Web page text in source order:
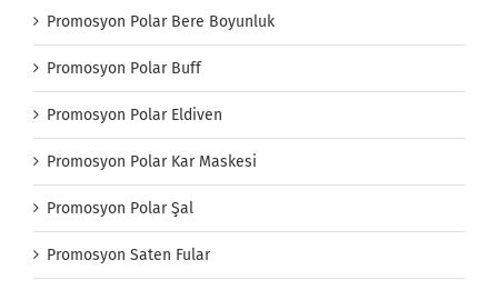
Promosyon Polar Bere Boyunluk
Promosyon Polar Buff
Promosyon Polar Eldiven
Promosyon Polar Kar Maskesi
Promosyon Polar Şal
Promosyon Saten Fular